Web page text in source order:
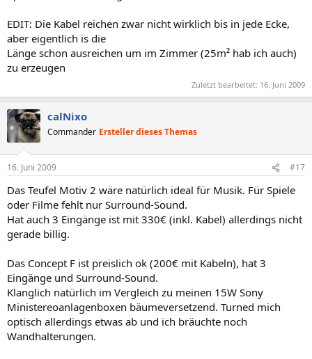
EDIT: Die Kabel reichen zwar nicht wirklich bis in jede Ecke,
aber eigentlich is die
Länge schon ausreichen um im Zimmer (25m² hab ich auch)
zu erzeugen
Zuletzt bearbeitet: 16. Juni 2009
calNixo
Commander Ersteller dieses Themas
16. Juni 2009 #17
Das Teufel Motiv 2 wäre natürlich ideal für Musik. Für Spiele
oder Filme fehlt nur Surround-Sound.
Hat auch 3 Eingänge ist mit 330€ (inkl. Kabel) allerdings nicht
gerade billig.
Das Concept F ist preislich ok (200€ mit Kabeln), hat 3
Eingänge und Surround-Sound.
Klanglich natürlich im Vergleich zu meinen 15W Sony
Ministereoanlagenboxen bäumeversetzend. Turned mich
optisch allerdings etwas ab und ich bräuchte noch
Wandhalterungen.